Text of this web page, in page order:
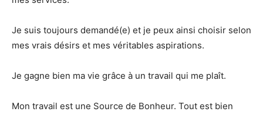
Je suis toujours demandé(e) et je peux ainsi choisir selon
mes vrais désirs et mes véritables aspirations.
Je gagne bien ma vie grâce à un travail qui me plaît.
Mon travail est une Source de Bonheur. Tout est bien